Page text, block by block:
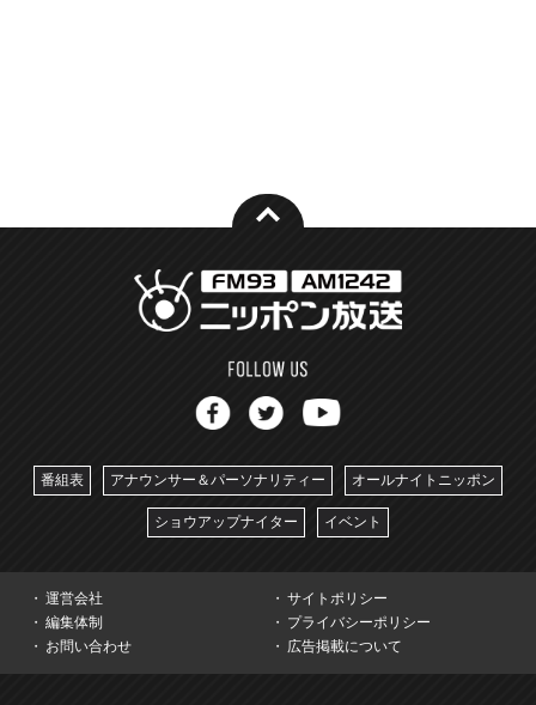
番組表 アナウンサー＆パーソナリティー オールナイトニッポン
ショウアップナイター イベント
運営会社
サイトポリシー
編集体制
プライバシーポリシー
お問い合わせ
広告掲載について